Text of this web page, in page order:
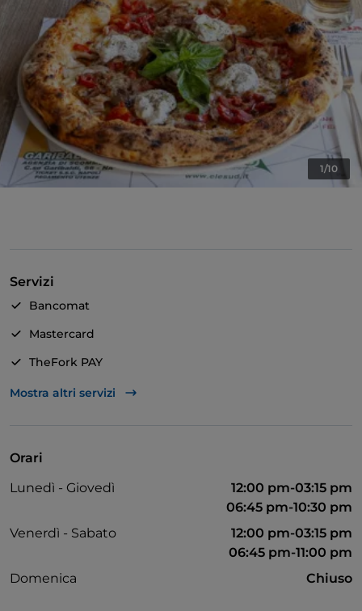
1/10
Servizi
Bancomat
Mastercard
TheFork PAY
Unionpay via TheFork PAY
Mostra altri servizi
Orari
Lunedì - Giovedì
12:00 pm-03:15 pm
06:45 pm-10:30 pm
Venerdì - Sabato
12:00 pm-03:15 pm
06:45 pm-11:00 pm
Domenica
Chiuso